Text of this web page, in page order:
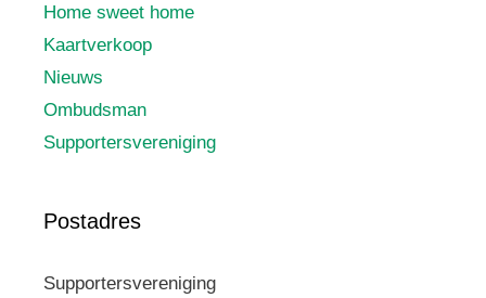
Home sweet home
Kaartverkoop
Nieuws
Ombudsman
Supportersvereniging
Postadres
Supportersvereniging